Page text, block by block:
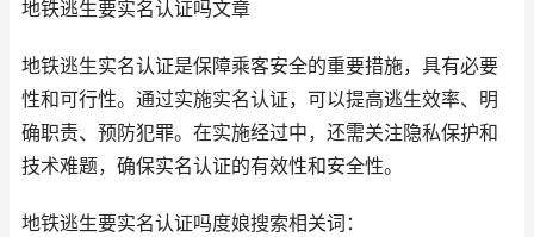
地铁逃生要实名认证吗文章
地铁逃生实名认证是保障乘客安全的重要措施，具有必要
性和可行性。通过实施实名认证，可以提高逃生效率、明
确职责、预防犯罪。在实施经过中，还需关注隐私保护和
技术难题，确保实名认证的有效性和安全性。
地铁逃生要实名认证吗度娘搜索相关词：